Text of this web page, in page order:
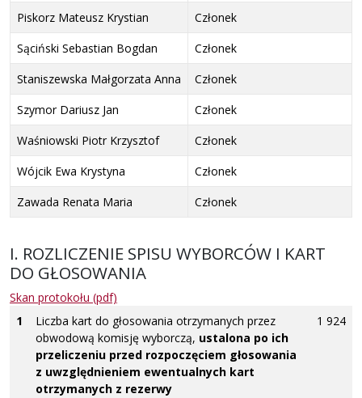
Piskorz Mateusz Krystian
Członek
Sąciński Sebastian Bogdan
Członek
Staniszewska Małgorzata Anna
Członek
Szymor Dariusz Jan
Członek
Waśniowski Piotr Krzysztof
Członek
Wójcik Ewa Krystyna
Członek
Zawada Renata Maria
Członek
I. ROZLICZENIE SPISU WYBORCÓW I KART
DO GŁOSOWANIA
Skan protokołu (pdf)
1
Liczba kart do głosowania otrzymanych przez
obwodową komisję wyborczą, ustalona po ich
przeliczeniu przed rozpoczęciem głosowania
z uwzględnieniem ewentualnych kart
otrzymanych z rezerwy
1 924